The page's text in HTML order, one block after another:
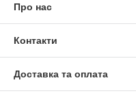
Про нас
Контакти
Доставка та оплата